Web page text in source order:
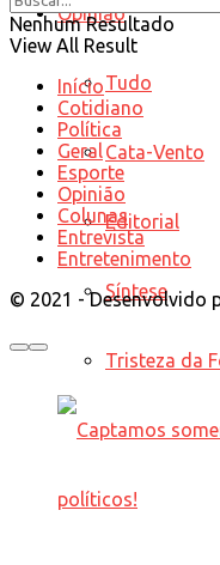
Opinião
Tudo
Cata-Vento
Editorial
Síntese
Tristeza da
Nenhum Resultado
View All Result
Início
Cotidiano
Política
Geral
Esporte
Opinião
Colunas
Entrevista
Entretenimento
© 2021 - Desenvolvido